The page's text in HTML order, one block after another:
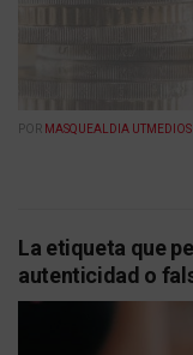
POR MASQUEALDIA UTMEDIOS
La etiqueta que
autenticidad o